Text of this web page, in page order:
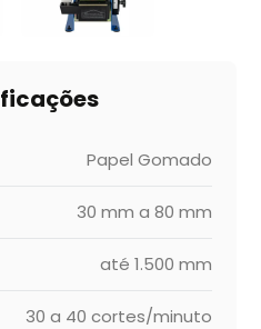
Papel Gomado
30 mm a 80 mm
até 1.500 mm
30 a 40 cortes/minuto